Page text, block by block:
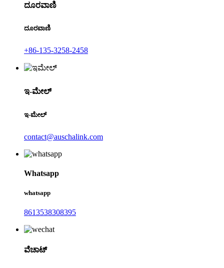
ದೂರವಾಣಿ
ದೂರವಾಣಿ
+86-135-3258-2458
ಇ-ಮೇಲ್
ಇ-ಮೇಲ್
contact@auschalink.com
Whatsapp
whatsapp
8613538308395
ವೆಚಾಟ್